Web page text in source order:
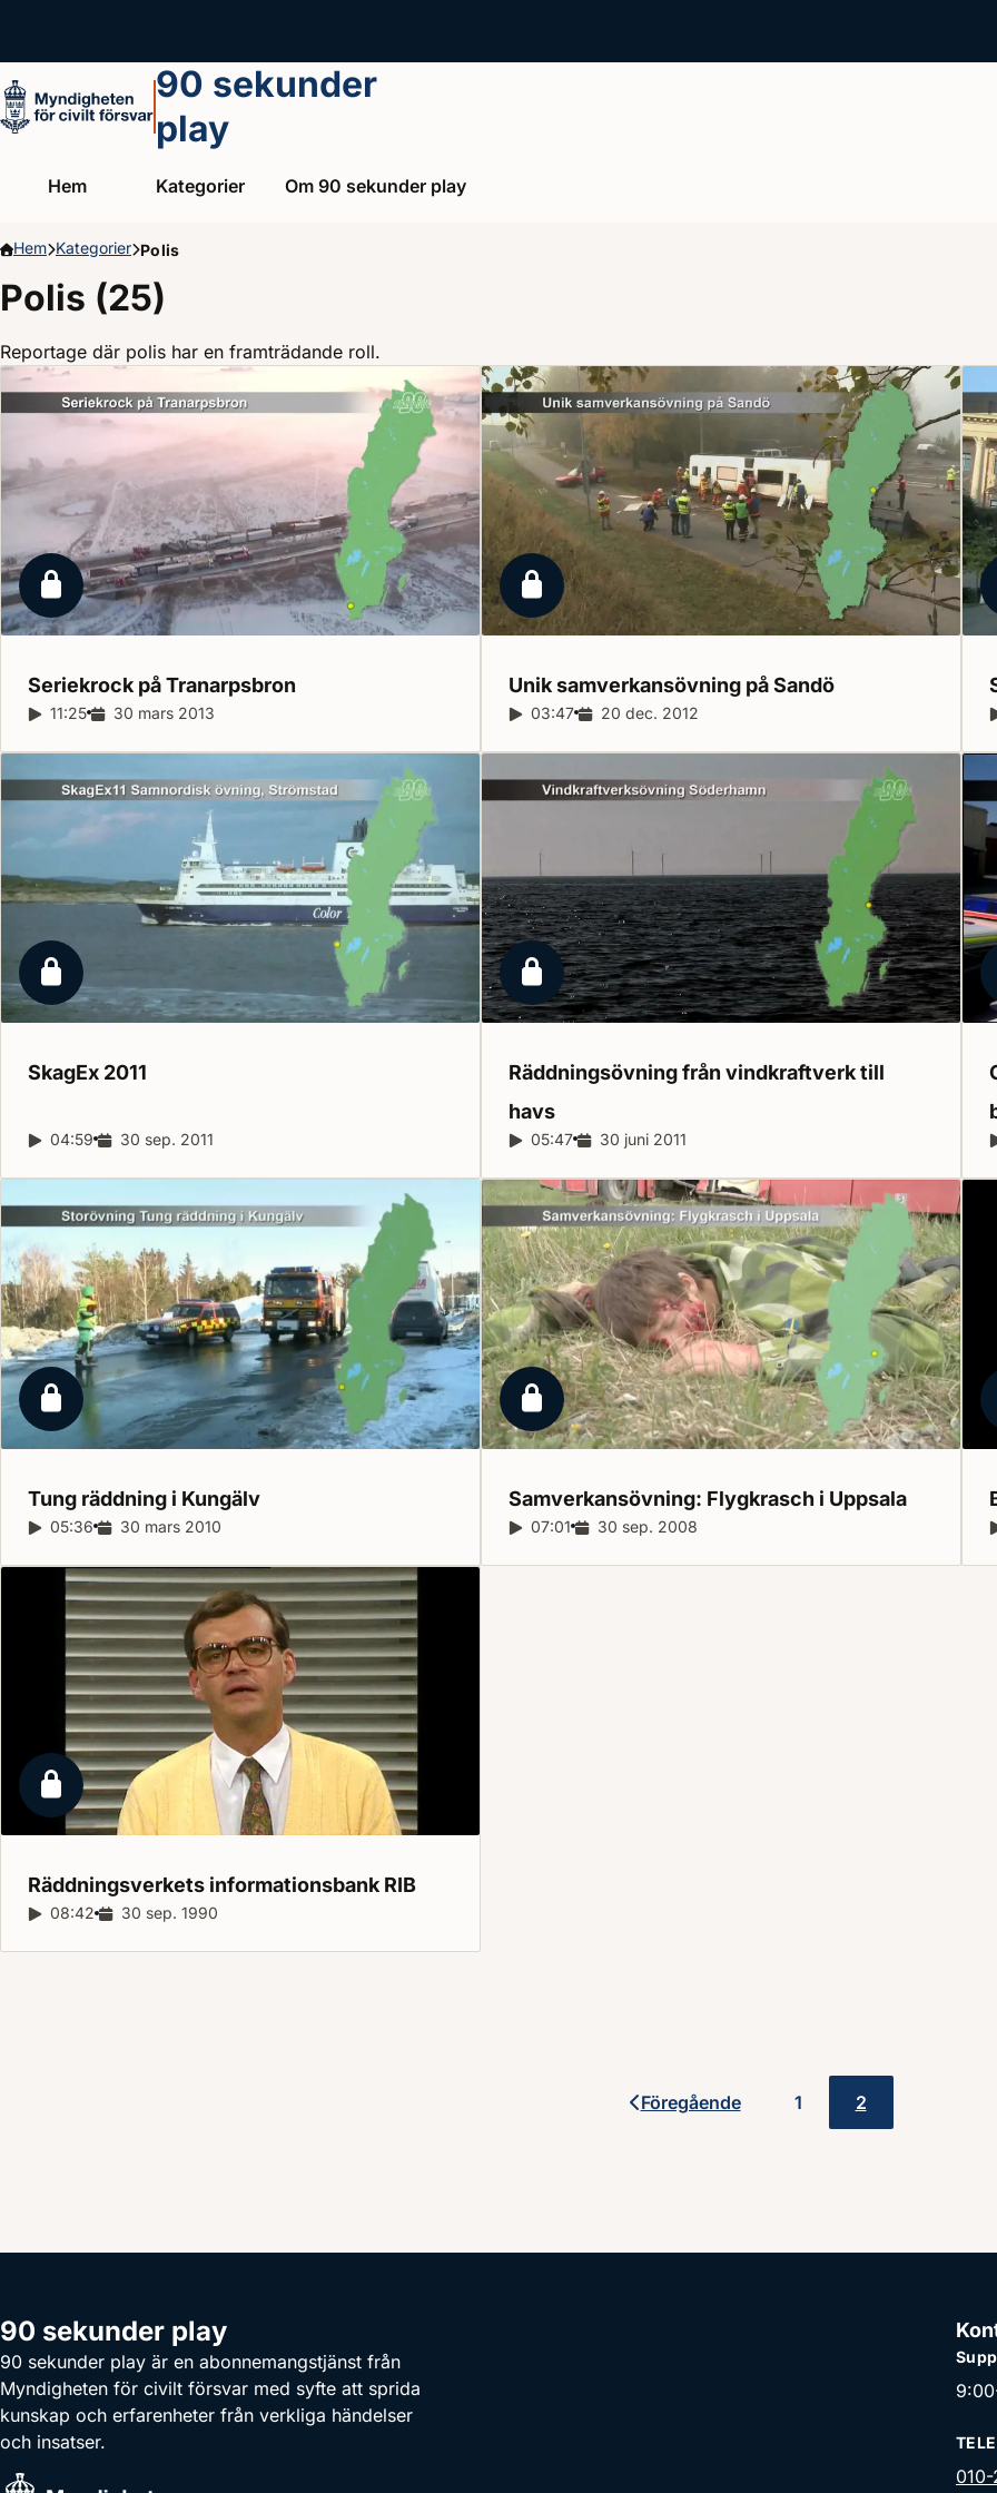
90 sekunder
play
Hem Kategorier Om 90 sekunder play
Hem Kategorier Polis
Polis (25)
Reportage där polis har en framträdande roll.
Låst reportage
Seriekrock påTranarpsbron
Reportagelängd:
11:25 Releasedatum:
30 mars 2013
Låst reportage
Unik samverkansövning påSandö
Reportagelängd:
03:47 Releasedatum:
20 dec. 2012
Låst reportage
SkagEx 2011
Reportagelängd:
04:59 Releasedatum:
30 sep. 2011
Låst reportage
Räddningsövning från vindkraftverk till
havs
Reportagelängd:
05:47 Releasedatum:
30 juni 2011
Låst reportage
Tung räddning i Kungälv
Reportagelängd:
05:36 Releasedatum:
30 mars 2010
Låst reportage
Samverkansövning: Flygkrasch i Uppsala
Reportagelängd:
07:01 Releasedatum:
30 sep. 2008
Låst reportage
Räddningsverkets informationsbank RIB
Reportagelängd:
08:42 Releasedatum:
30 sep. 1990
Föregående 1 2
90 sekunder play
90 sekunder play är en abonnemangstjänst från
Myndigheten för civilt försvar med syfte att sprida
kunskap och erfarenheter från verkliga händelser
och insatser.